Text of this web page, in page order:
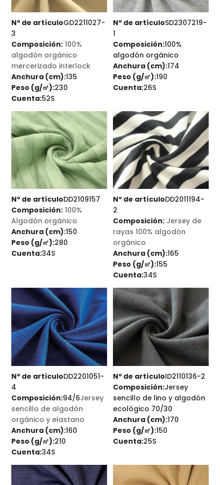
Nº de artículoGD2211027-
3
Composición: 100%
algodón orgánico
mercerizado interlock
Anchura (cm):135
Peso (g/㎡):230
Cuenta:52S
Nº de artículoSD2307219-
1
Composición:100%
algodón orgánico
Anchura (cm):174
Peso (g/㎡):190
Cuenta:26S
Nº de artículoDD2109157
Composición: 100%
Algodón orgánico
Anchura (cm):150
Peso (g/㎡):280
Cuenta:34S
Nº de artículoDD2011194-
2
Composición: Jersey de
rayas 100% algodón
orgánico
Anchura (cm):165
Peso (g/㎡):155
Cuenta:34S
Nº de artículoDD2201051-
4
Composición:94/6Jersey
sencillo de algodón
orgánico y elastano
Anchura (cm):160
Peso (g/㎡):210
Cuenta:34S
Nº de artículoID2110136-2
Composición:Jersey
sencillo de lino y algodón
ecológico 70/30
Anchura (cm):170
Peso (g/㎡):150
Cuenta:25S